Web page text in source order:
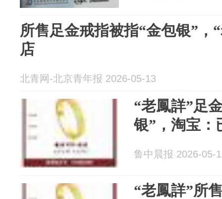
所售足金戒指被指“金包银”，
店
北青网-北京青年报 2026-05-13
“老鳳詳”足
银”，淘宝：
鲁中晨报 2026-05-
“老鳳詳”所